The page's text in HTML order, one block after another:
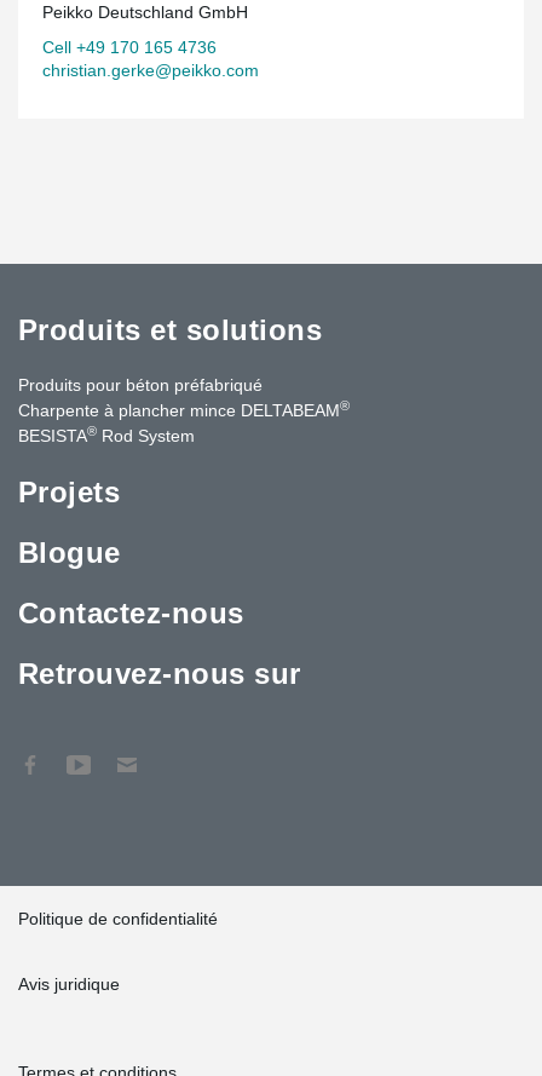
Peikko Deutschland GmbH
Cell +49 170 165 4736
christian.gerke@peikko.com
Produits et solutions
Produits pour béton préfabriqué
Charpente à plancher mince DELTABEAM®
BESISTA® Rod System
Projets
Blogue
Contactez-nous
Retrouvez-nous sur
Politique de confidentialité
Avis juridique
Termes et conditions